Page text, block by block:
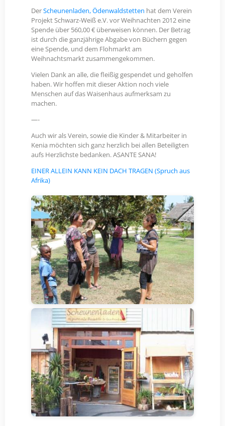
DerScheunenladen, Ödenwaldstetten hat dem Verein
Projekt Schwarz-Weiß e.V. vor Weihnachten 2012 eine
Spende über 560,00 € überweisen können. Der Betrag
ist durch die ganzjährige Abgabe von Büchern gegen
eine Spende, und dem Flohmarkt am
Weihnachtsmarkt zusammengekommen.
Vielen Dank an alle, die fleißig gespendet und geholfen
haben. Wir hoffen mit dieser Aktion noch viele
Menschen auf das Waisenhaus aufmerksam zu
machen.
—-
Auch wir als Verein, sowie die Kinder & Mitarbeiter in
Kenia möchten sich ganz herzlich bei allen Beteiligten
aufs Herzlichste bedanken. ASANTE SANA!
EINER ALLEIN KANN KEIN DACH TRAGEN (Spruch aus
Afrika)